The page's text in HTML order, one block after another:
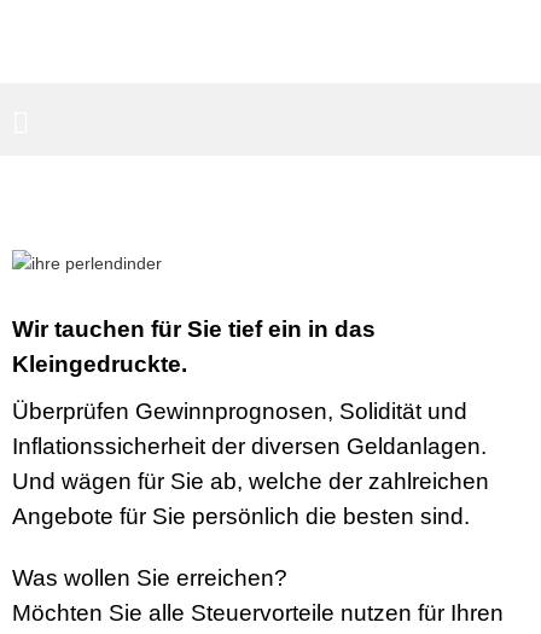
Wir tauchen für Sie tief ein in das
Kleingedruckte.
Überprüfen Gewinnprognosen, Solidität und
Inflationssicherheit der diversen Geldanlagen.
Und wägen für Sie ab, welche der zahlreichen
Angebote für Sie persönlich die besten sind.
Was wollen Sie erreichen?
Möchten Sie alle Steuervorteile nutzen für Ihren